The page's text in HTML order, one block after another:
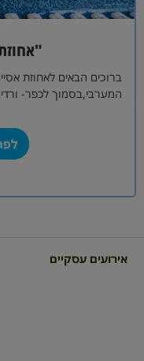
ברוכים הבאים לאחוזת
המערבי,בסמוך לכפר-
אירועים עסקיים